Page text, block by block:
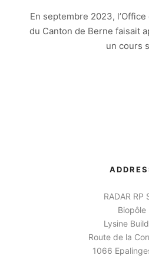
En septembre 2023,
du Canton de Berne faisait
un cours
RADAR RP
Biopôle
Lysine
Route de la
1066